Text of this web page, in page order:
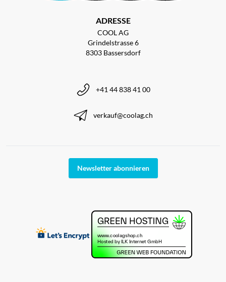
ADRESSE
COOL AG
Grindelstrasse 6
8303 Bassersdorf
+41 44 838 41 00
verkauf@coolag.ch
Newsletter abonnieren